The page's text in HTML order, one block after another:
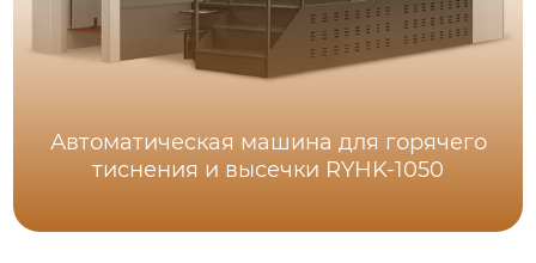
Автоматическая машина для горячего
тиснения и высечки RYHK-1050